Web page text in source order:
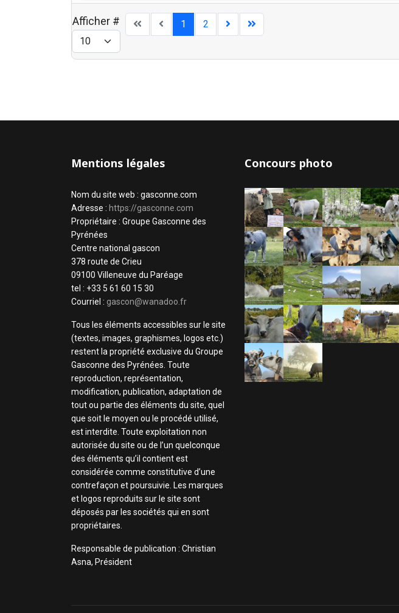
Afficher # 1 2
Mentions légales
Nom du site web : gasconne.com
Adresse : https://gasconne.com
Propriétaire : Groupe Gasconne des
Pyrénées
Centre national gascon
378 route de Crieu
09100 Villeneuve du Paréage
tel : +33 5 61 60 15 30
Courriel : gascon@wanadoo.fr
Tous les éléments accessibles sur le site
(textes, images, graphismes, logos etc.)
restent la propriété exclusive du Groupe
Gasconne des Pyrénées. Toute
reproduction, représentation,
modification, publication, adaptation de
tout ou partie des éléments du site, quel
que soit le moyen ou le procédé utilisé,
est interdite. Toute exploitation non
autorisée du site ou de l’un quelconque
des éléments qu’il contient est
considérée comme constitutive d’une
contrefaçon et poursuivie. Les marques
et logos reproduits sur le site sont
déposés par les sociétés qui en sont
propriétaires.
Responsable de publication : Christian
Asna, Président
Concours photo